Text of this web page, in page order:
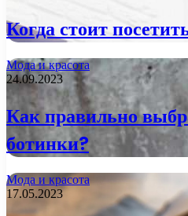
Когда стоит
Мода и красота
24.09.2023
Как правильно
ботинки?
Мода и красота
17.05.2023